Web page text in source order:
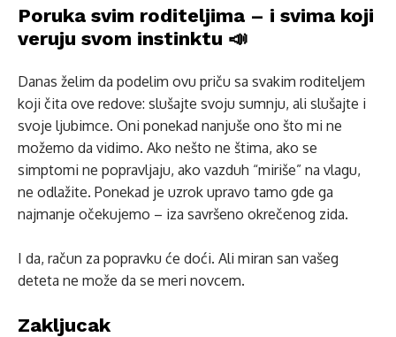
Poruka svim roditeljima – i svima koji
veruju svom instinktu 📣
Danas želim da podelim ovu priču sa svakim roditeljem
koji čita ove redove: slušajte svoju sumnju, ali slušajte i
svoje ljubimce. Oni ponekad nanjuše ono što mi ne
možemo da vidimo. Ako nešto ne štima, ako se
simptomi ne popravljaju, ako vazduh “miriše” na vlagu,
ne odlažite. Ponekad je uzrok upravo tamo gde ga
najmanje očekujemo – iza savršeno okrečenog zida.
I da, račun za popravku će doći. Ali miran san vašeg
deteta ne može da se meri novcem.
Zakljucak